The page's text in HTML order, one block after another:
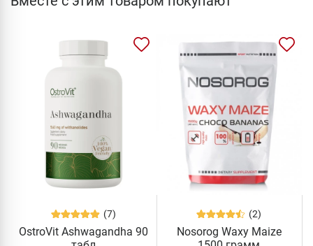
(7)
OstroVit Ashwagandha 90
(2)
Nosorog Waxy Maize